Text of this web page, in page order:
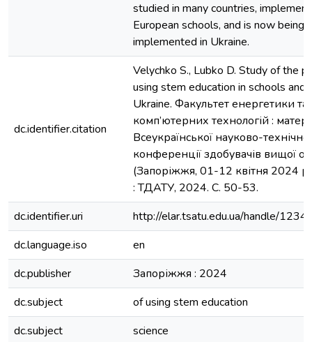
studied in many countries,
European schools, and is now being
implemented in Ukraine.
dc.identifier.citation
Velychko S., Lubko D. Study of the
using stem education in schools and
Ukraine. Факультет енергетики та
комп’ютерних технологій :
Всеукраїнської науково-технічної
конференції здобувачів вищої
(Запоріжжя, 01-12 квітня 2024
: ТДАТУ, 2024. С. 50-53.
dc.identifier.uri
http://elar.tsatu.edu.ua/handle/
dc.language.iso
en
dc.publisher
Запоріжжя : 2024
dc.subject
of using stem education
dc.subject
science